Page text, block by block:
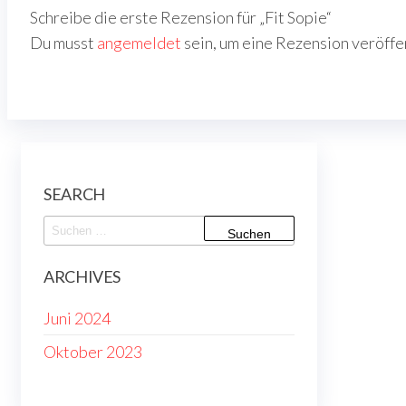
Schreibe die erste Rezension für „Fit Sopie“
Du musst angemeldet sein, um eine Rezension
SEARCH
Suchen
ARCHIVES
Juni 2024
Oktober 2023